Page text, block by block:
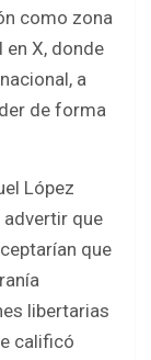
como zona
en X, donde
a
de forma
López
advertir que
que
libertarias
calificó